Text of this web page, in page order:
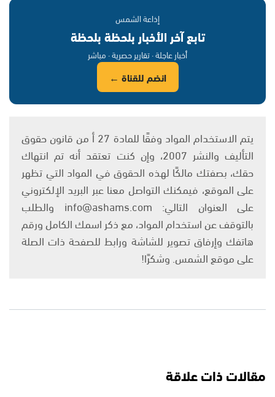
إذاعة الشمس
تابع آخر الأخبار بلحظة بلحظة
أخبار عاجلة · تقارير حصرية · مباشر
انضم للقناة ←
يتم الاستخدام المواد وفقًا للمادة 27 أ من قانون حقوق
التأليف والنشر 2007، وإن كنت تعتقد أنه تم انتهاك
حقك، بصفتك مالكًا لهذه الحقوق في المواد التي تظهر
على الموقع، فيمكنك التواصل معنا عبر البريد الإلكتروني
على العنوان التالي: info@ashams.com والطلب
بالتوقف عن استخدام المواد، مع ذكر اسمك الكامل ورقم
هاتفك وإرفاق تصوير للشاشة ورابط للصفحة ذات الصلة
على موقع الشمس. وشكرًا!
مقالات ذات علاقة